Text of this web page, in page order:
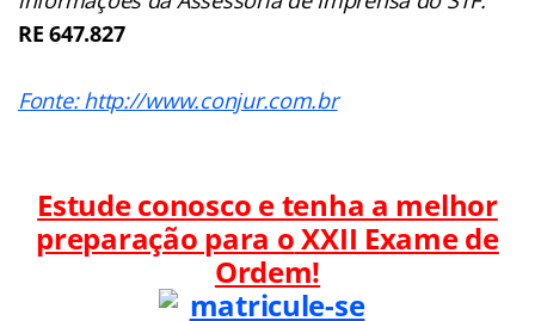
RE 647.827
Fonte: http://www.conjur.com.br
Estude conosco e tenha a melhor
preparação para oXXII Exame de
Ordem!